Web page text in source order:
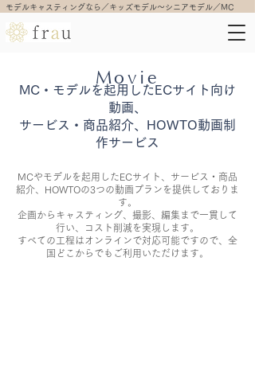
モデルキャスティングなら／キッズモデル〜シニアモデル／MC
Movie
MC・モデルを起用したECサイト向け
動画、
サービス・商品紹介、HOWTO動画制
作サービス
MCやモデルを起用したECサイト、サービス・商品
紹介、HOWTOの3つの動画プランを提供しておりま
す。
企画からキャスティング、撮影、編集まで一貫して
行い、コスト削減を実現します。
すべての工程はオンラインで対応可能ですので、全
国どこからでもご利用いただけます。